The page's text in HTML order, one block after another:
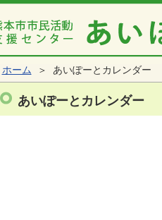
ホーム ＞ あいぽーとカレンダー
あいぽーとカレンダー